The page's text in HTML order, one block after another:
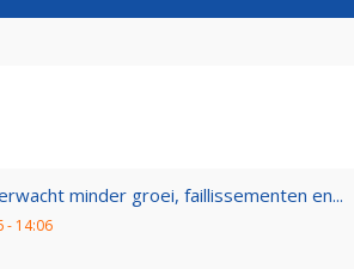
minder groei, faillissementen en...
- 14:06